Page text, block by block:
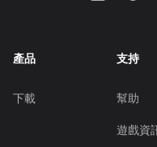
產品
下載
支持
幫助
遊戲資